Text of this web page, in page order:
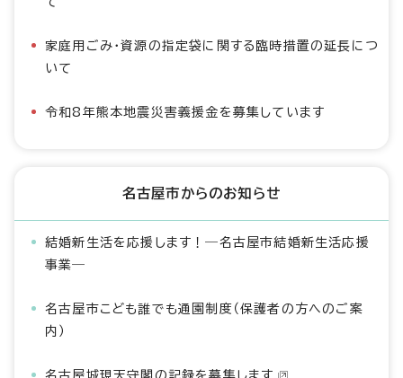
家庭用ごみ・資源の指定袋に関する臨時措置の延長につ
いて
令和8年熊本地震災害義援金を募集しています
名古屋市からのお知らせ
結婚新生活を応援します！―名古屋市結婚新生活応援
事業―
名古屋市こども誰でも通園制度（保護者の方へのご案
内）
名古屋城現天守閣の記録を募集します